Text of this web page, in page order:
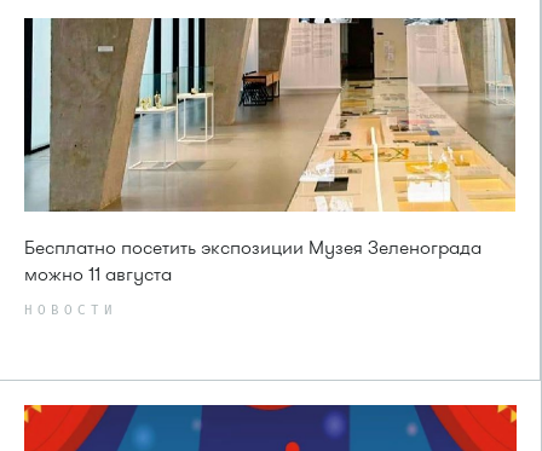
Бесплатно посетить экспозиции Музея Зеленограда
можно 11 августа
НОВОСТИ